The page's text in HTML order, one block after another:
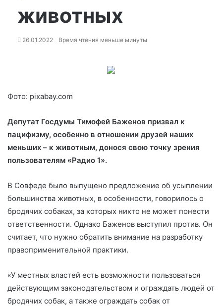
животных
26.01.2022 Время чтения меньше минуты
Фото: pixabay.com
Депутат Госдумы Тимофей Баженов призвал к
пацифизму, особенно в отношении друзей наших
меньших – к животным, донося свою точку зрения
пользователям «Радио 1».
В Совфеде было выпущено предложение об усыплении
большинства животных, в особенности, говорилось о
бродячих собаках, за которых никто не может понести
ответственности. Однако Баженов выступил против. Он
считает, что нужно обратить внимание на разработку
правоприменительной практики.
«У местных властей есть возможности пользоваться
действующим законодательством и ограждать людей от
бродячих собак, а также ограждать собак от